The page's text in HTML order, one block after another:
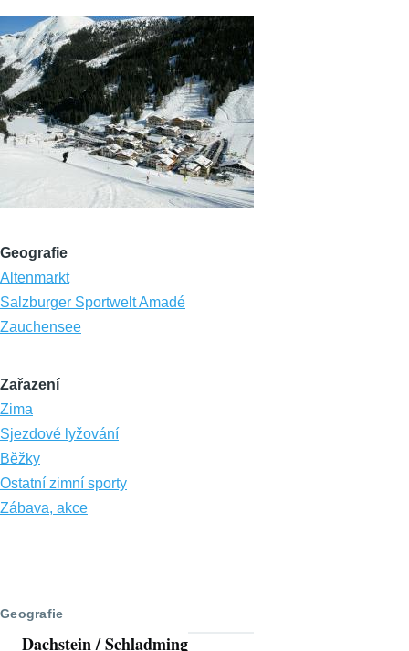
Geografie
Altenmarkt
Salzburger Sportwelt Amadé
Zauchensee
Zařazení
Zima
Sjezdové lyžování
Běžky
Ostatní zimní sporty
Zábava, akce
Geografie
Dachstein / Schladming